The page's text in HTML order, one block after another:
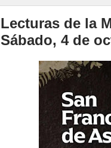
Lecturas de la
Sábado, 4 de